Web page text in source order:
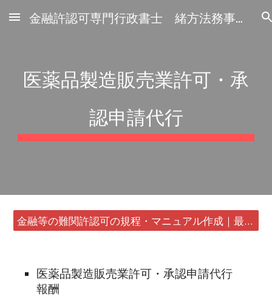
Skip to main content Skip to navigation
金融許認可専門行政書士 緒方法務事務所
医薬品製造販売業許可・承
認申請代行
金融等の難関許認可の規程・マニュアル作成｜最短24時間・書類1通から
医薬品製造販売業許可・承認申請代行
報酬